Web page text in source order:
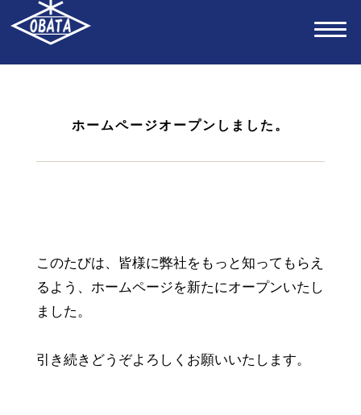
ホームページオープンしました。
このたびは、皆様に弊社をもっと知ってもらえ
るよう、ホームページを新たにオープンいたし
ました。
引き続きどうぞよろしくお願いいたします。